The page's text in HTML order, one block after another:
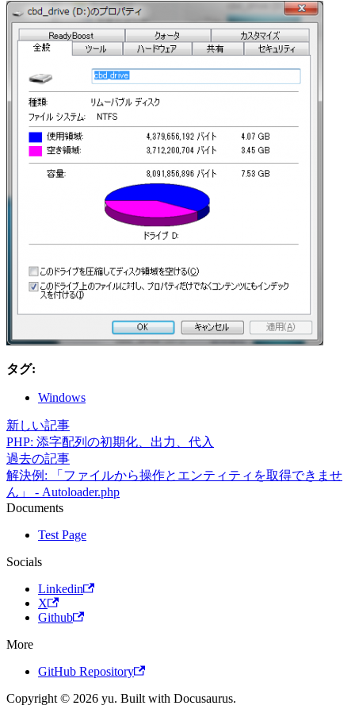
タグ:
Windows
新しい記事
PHP: 添字配列の初期化、出力、代入
過去の記事
解決例: 「ファイルから操作とエンティティを取得できませ
ん」 - Autoloader.php
Documents
Test Page
Socials
Linkedin
X
Github
More
GitHub Repository
Copyright © 2026 yu. Built with Docusaurus.